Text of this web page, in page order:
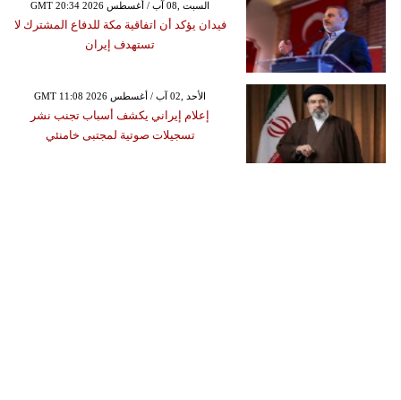
GMT 20:34 2026 السبت ,08 آب / أغسطس
فيدان يؤكد أن اتفاقية مكة للدفاع المشترك لا
تستهدف إيران
GMT 11:08 2026 الأحد ,02 آب / أغسطس
إعلام إيراني يكشف أسباب تجنب نشر
تسجيلات صوتية لمجتبى خامنئي